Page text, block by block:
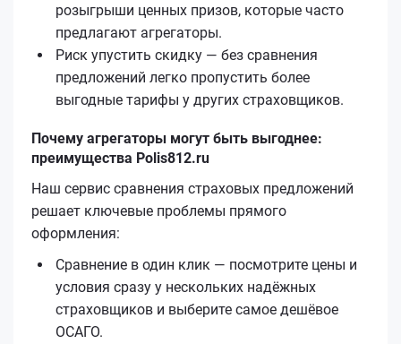
розыгрыши ценных призов, которые часто
предлагают агрегаторы.
Риск упустить скидку — без сравнения
предложений легко пропустить более
выгодные тарифы у других страховщиков.
Почему агрегаторы могут быть выгоднее:
преимущества Polis812.ru
Наш сервис сравнения страховых предложений
решает ключевые проблемы прямого
оформления:
Сравнение в один клик — посмотрите цены и
условия сразу у нескольких надёжных
страховщиков и выберите самое дешёвое
ОСАГО.